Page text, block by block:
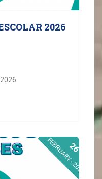
2026
26
FEBRUARY - 2026